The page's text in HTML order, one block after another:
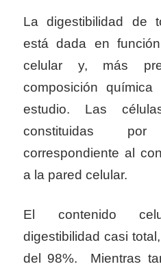
La digestibilidad de
está dada en
celular y, más
composición
estudio. Las
constituidas
correspondiente al
a la pared celular.
El contenido
digestibilidad casi
del 98%. Mientras